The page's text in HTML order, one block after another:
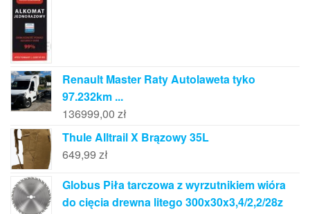
Renault Master Raty Autolaweta tyko
97.232km ...
136999,00 zł
Thule Alltrail X Brązowy 35L
649,99 zł
Globus Piła tarczowa z wyrzutnikiem wióra
do cięcia drewna litego 300x30x3,4/2,2/28z